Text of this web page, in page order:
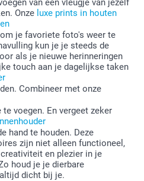
van een vleugje van jezelf
Onze luxe prints in houten
je favoriete foto's weer te
kun je je steeds de
als je nieuwe herinneringen
touch aan je dagelijkse taken
Combineer met onze
voegen. En vergeet zeker
hand te houden. Deze
zijn niet alleen functioneel,
en plezier in je
houd je je dierbare
dicht bij je.